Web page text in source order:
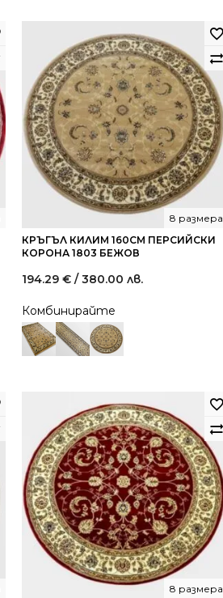
КРЪГЪЛ КИЛИМ 160СМ ПЕРСИЙСКИ
КОРОНА 1803 БЕЖОВ
8 размера
194.29 € / 380.00 лв.
Комбинирайте
8 размера